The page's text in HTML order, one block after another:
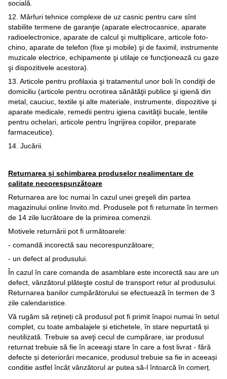
socială.
12. Mărfuri tehnice complexe de uz casnic pentru care sînt
stabilite termene de garanţie (aparate electrocasnice, aparate
radioelectronice, aparate de calcul şi multiplicare, articole foto-
chino, aparate de telefon (fixe şi mobile) şi de faximil, instrumente
muzicale electrice, echipamente şi utilaje ce funcţionează cu gaze
şi dispozitivele acestora).
13. Articole pentru profilaxia şi tratamentul unor boli în condiţii de
domiciliu (articole pentru ocrotirea sănătăţii publice şi igienă din
metal, cauciuc, textile şi alte materiale, instrumente, dispozitive şi
aparate medicale, remedii pentru igiena cavităţii bucale, lentile
pentru ochelari, articole pentru îngrijirea copiilor, preparate
farmaceutice).
14. Jucării.
Returnarea și schimbarea produselor nealimentare de
calitate necorespunzătoare
Returnarea are loc numai în cazul unei greşeli din partea
magazinului online Invito.md. Produsele pot fi returnate în termen
de 14 zile lucrătoare de la primirea comenzii.
Motivele returnării pot fi următoarele:
- comandă incorectă sau necorespunzătoare;
- un defect al produsului.
În cazul în care comanda de asamblare este incorectă sau are un
defect, vânzătorul plăteşte costul de transport retur al produsului.
Returnarea banilor cumpărătorului se efectuează în termen de 3
zile calendaristice.
Vă rugăm să rețineți că produsul pot fi primit înapoi numai în setul
complet, cu toate ambalajele și etichetele, în stare nepurtată și
neutilizată. Trebuie sa aveţi cecul de cumpărare, iar produsul
returnat trebuie să fie în aceeaşi stare în care a fost livrat - fără
defecte și deteriorări mecanice, produsul trebuie sa fie in aceeași
conditie astfel încât vânzătorul ar putea să-l întoarcă în comerț.